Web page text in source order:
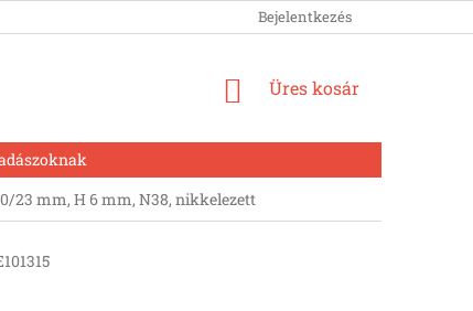
Bejelentkezés
KOSÁR
Üres kosár
23 mm, H 6 mm, N38, nikkelezett